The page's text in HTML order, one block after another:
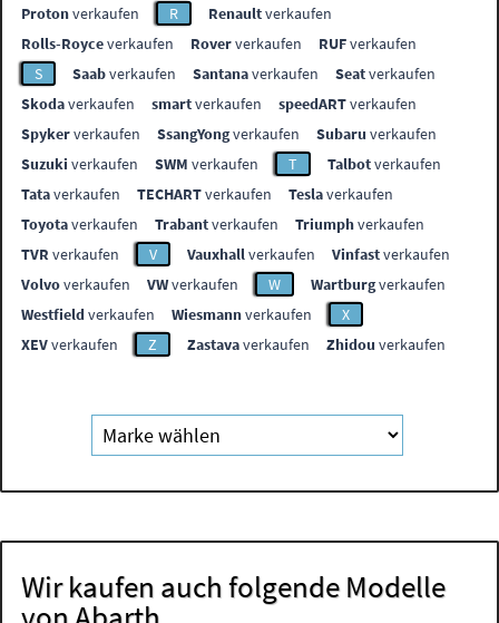
Protonverkaufen R Renaultverkaufen
Rolls-Royceverkaufen Roververkaufen RUFverkaufen
S
Saabverkaufen Santanaverkaufen Seatverkaufen
Skodaverkaufen smartverkaufen speedARTverkaufen
Spykerverkaufen SsangYongverkaufen Subaru verkaufen
Suzuki verkaufen SWM verkaufen T Talbotverkaufen
Tataverkaufen TECHARTverkaufen Teslaverkaufen
Toyotaverkaufen Trabantverkaufen Triumphverkaufen
TVR verkaufen V Vauxhallverkaufen Vinfastverkaufen
Volvoverkaufen VWverkaufen W Wartburgverkaufen
Westfieldverkaufen Wiesmannverkaufen
X
XEVverkaufen Z Zastavaverkaufen Zhidou verkaufen
Wir kaufen auch folgende Modelle